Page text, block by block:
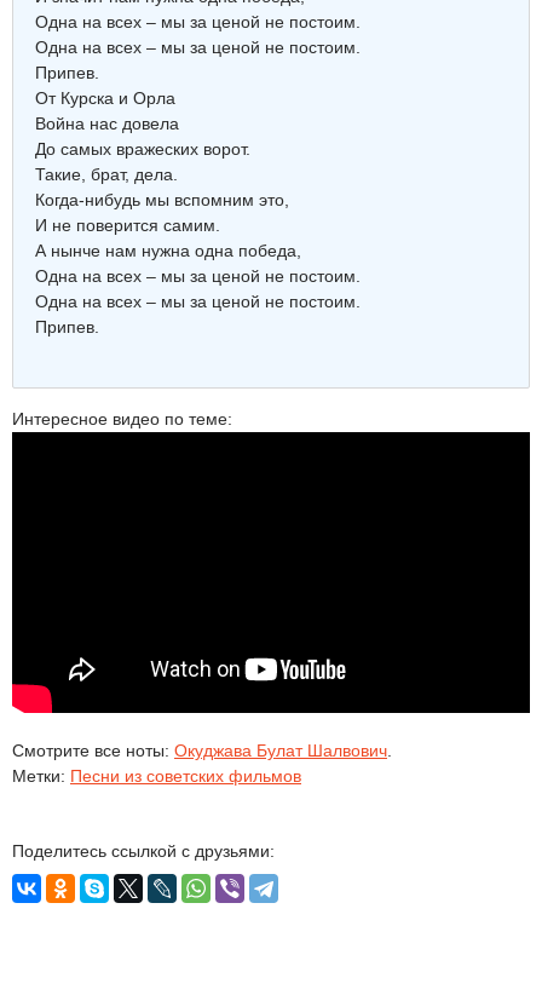
Одна на всех – мы за ценой не постоим.
Одна на всех – мы за ценой не постоим.
Припев.
От Курска и Орла
Война нас довела
До самых вражеских ворот.
Такие, брат, дела.
Когда-нибудь мы вспомним это,
И не поверится самим.
А нынче нам нужна одна победа,
Одна на всех – мы за ценой не постоим.
Одна на всех – мы за ценой не постоим.
Припев.
Интересное видео по теме:
Смотрите все ноты: Окуджава Булат Шалвович
Метки: Песни из советских фильмов
Поделитесь ссылкой с друзьями: